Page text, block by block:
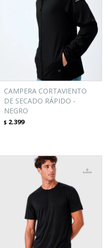
CAMPERA CORTAVIENTO
DE SECADO RÁPIDO -
NEGRO
$ 2.399